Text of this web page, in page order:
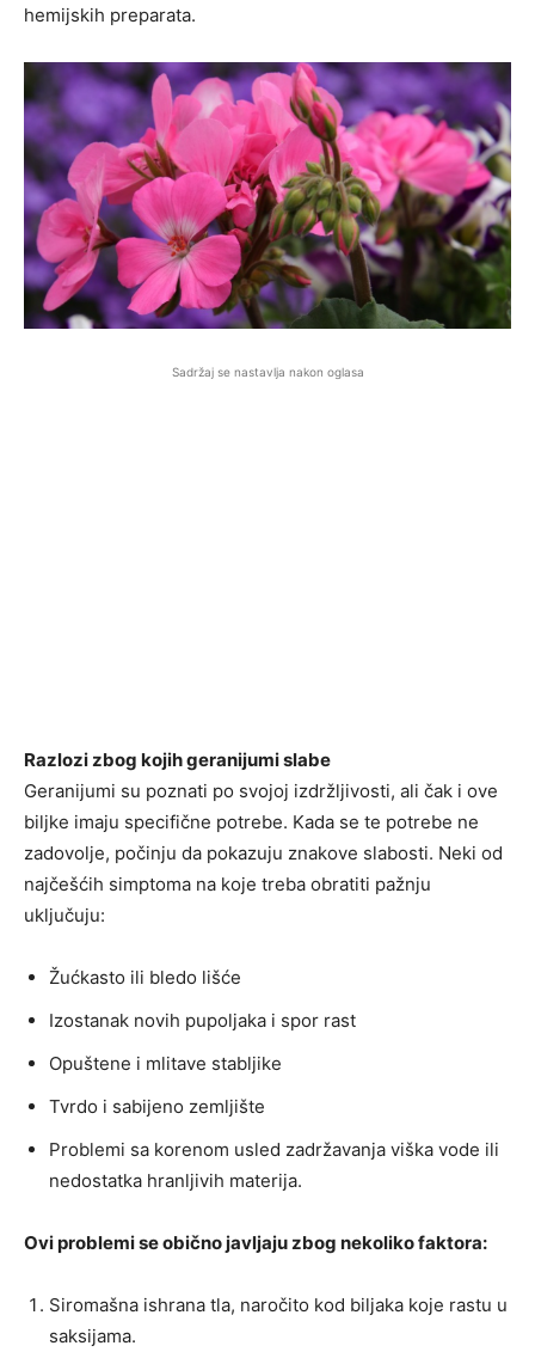
hemijskih preparata.
Sadržaj se nastavlja nakon oglasa
Razlozi zbog kojih geranijumi slabe
Geranijumi su poznati po svojoj izdržljivosti, ali čak i ove
biljke imaju specifične potrebe. Kada se te potrebe ne
zadovolje, počinju da pokazuju znakove slabosti. Neki od
najčešćih simptoma na koje treba obratiti pažnju
uključuju:
Žućkasto ili bledo lišće
Izostanak novih pupoljaka i spor rast
Opuštene i mlitave stabljike
Tvrdo i sabijeno zemljište
Problemi sa korenom usled zadržavanja viška vode ili
nedostatka hranljivih materija.
Ovi problemi se obično javljaju zbog nekoliko faktora:
Siromašna ishrana tla, naročito kod biljaka koje rastu u
saksijama.